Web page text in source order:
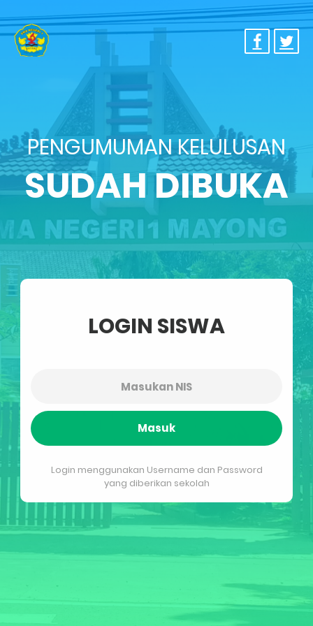
PENGUMUMAN KELULUSAN
SUDAH DIBUKA
LOGIN SISWA
Masuk
Login menggunakan Username dan Password
yang diberikan sekolah